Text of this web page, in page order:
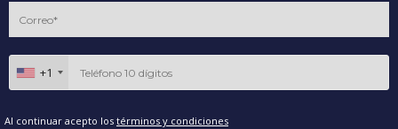
+1
Al continuar acepto los términos y condiciones